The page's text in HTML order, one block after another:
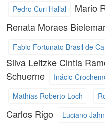
Pedro Curi Hallal Mario
Renata Moraes
Fabio Fortunato Brasil de
Silva Leitzke Cintia
Schuerne
Inácio
Mathias Roberto Loch
Carlos Rigo
Luciano